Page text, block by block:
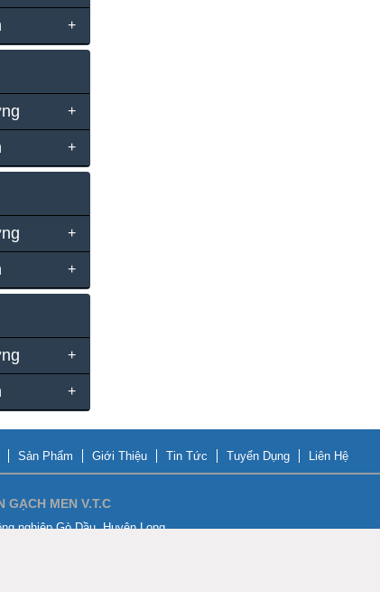
Sản Phẩm Giới Thiệu Tin Tức Tuyển Dụng Liên Hệ
GẠCH MEN V.T.C
nghiệp Gò Dầu, Huyện Long